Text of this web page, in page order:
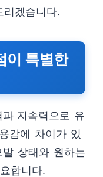
겠습니다.
이 특별한
지속력으로 유
감에 차이가 있
상태와 원하는
합니다.